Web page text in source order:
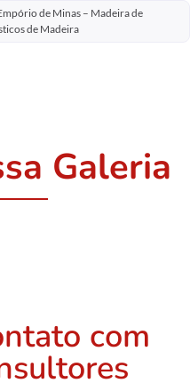
de Minas – Madeira de
de Madeira
Galeria
com